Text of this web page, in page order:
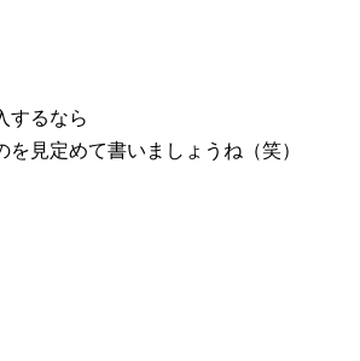
するなら
見定めて書いましょうね（笑）